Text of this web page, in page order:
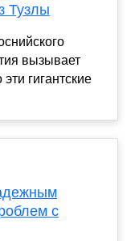
Тузлы
вызывает
гигантские
с